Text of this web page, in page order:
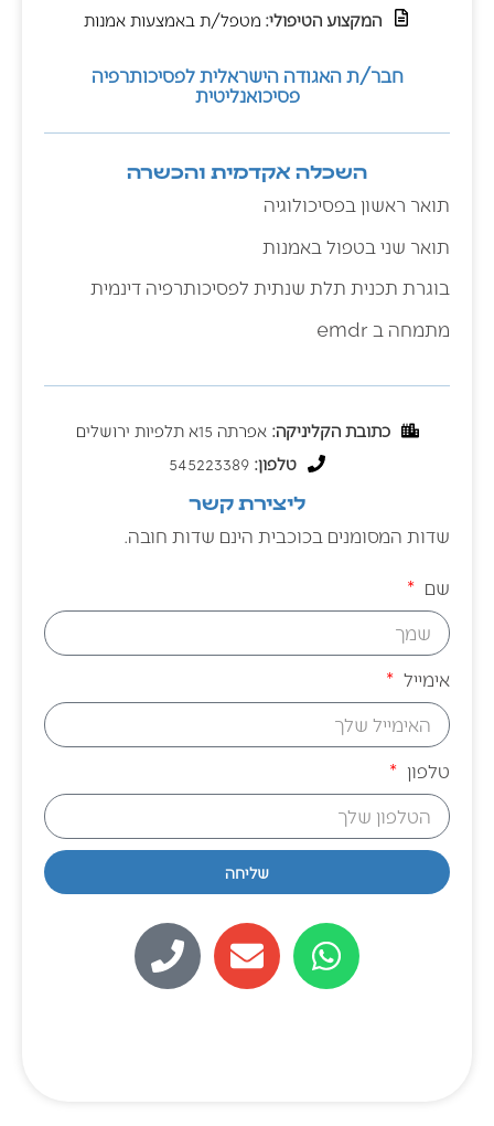
המקצוע הטיפולי: מטפל/ת באמצעות אמנות
חבר/ת האגודה הישראלית לפסיכותרפיה
פסיכואנליטית
השכלה אקדמית והכשרה
תואר ראשון בפסיכולוגיה
תואר שני בטפול באמנות
בוגרת תכנית תלת שנתית לפסיכותרפיה דינמית
מתמחה ב emdr
כתובת הקליניקה: אפרתה 15א תלפיות ירושלים
טלפון:
ליצירת קשר
שדות המסומנים בכוכבית הינם שדות חובה.
שם
אימייל
טלפון
שליחה